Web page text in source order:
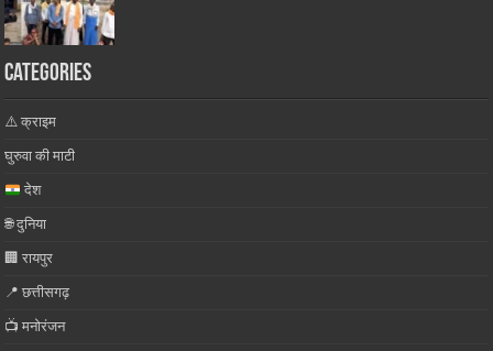
Categories
⚠️ क्राइम
घुरुवा की माटी
देश
🌐 दुनिया
🏢 रायपुर
📍 छत्तीसगढ़
📺 मनोरंजन